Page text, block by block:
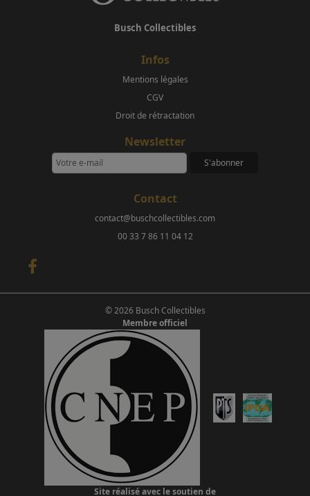
Busch Collectibles
Infos
Mentions légales
CGV
Droit de rétractation
Newsletter
S'abonner
Contact
contact@buschcollectibles.com
00 33 7 86 11 04 12
© 2026 Busch Collectibles
Membre officiel
Site réalisé avec le soutien de